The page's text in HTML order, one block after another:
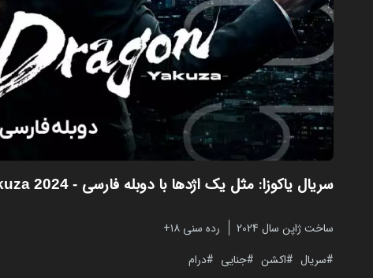
سریال یاکوزا: مثل یک اژدها با دوبله فارسی - Like a Dragon: Yakuza 2024
ساخت ژاپن سال 2024
رده سنی ۱۸+
سریال
اکشن جنایی درام